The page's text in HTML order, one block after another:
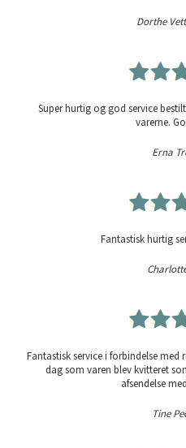
Dorthe
Super hurtig og god service
varerne.
Erna
Fantastisk hurtig
Fantastisk service i forbindelse
dag som varen blev kvitteret
afsendelse
Tine